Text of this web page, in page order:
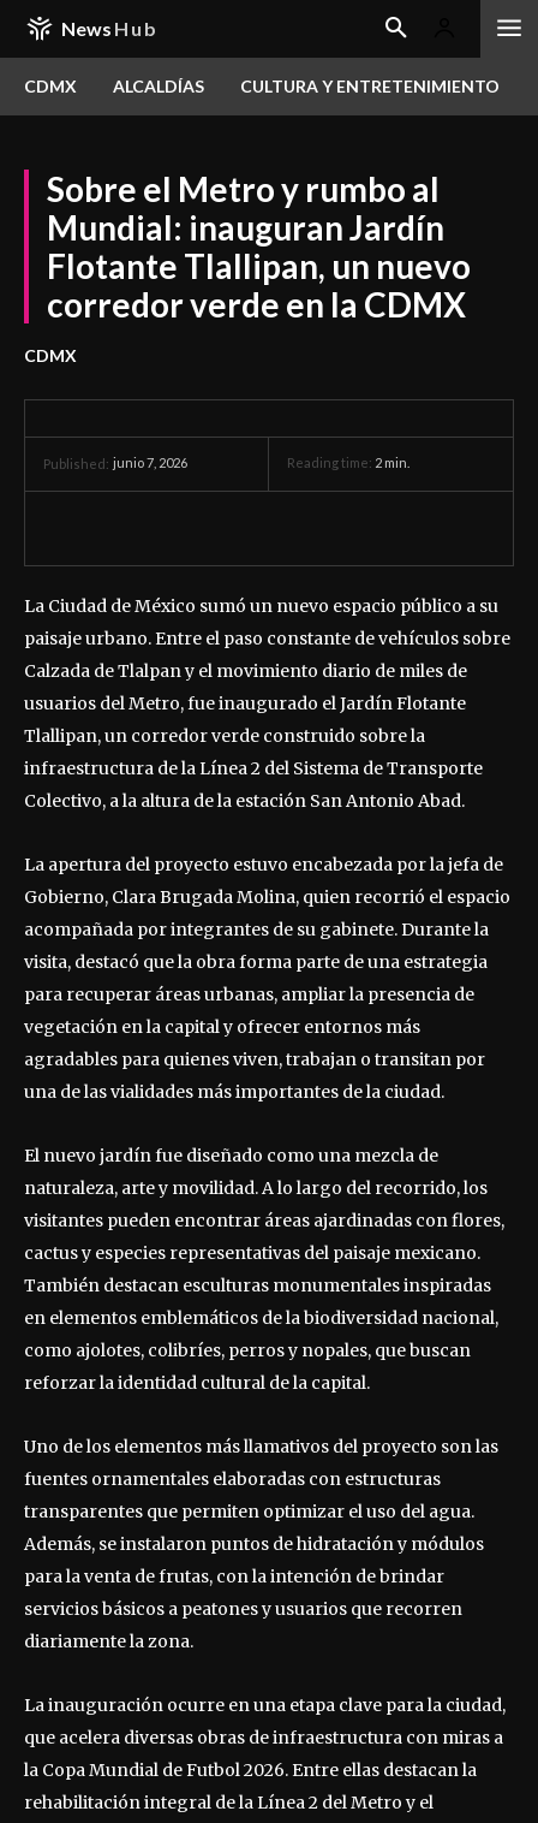
News Hub
CDMX ALCALDÍAS CULTURA Y ENTRETENIMIENTO
Sobre el Metro y rumbo al
Mundial: inauguran Jardín
Flotante Tlallipan, un nuevo
corredor verde en la CDMX
CDMX
Published: junio 7, 2026 Reading time: 2 min.
La Ciudad de México sumó un nuevo espacio público a su
paisaje urbano. Entre el paso constante de vehículos sobre
Calzada de Tlalpan y el movimiento diario de miles de
usuarios del Metro, fue inaugurado el Jardín Flotante
Tlallipan, un corredor verde construido sobre la
infraestructura de la Línea 2 del Sistema de Transporte
Colectivo, a la altura de la estación San Antonio Abad.
La apertura del proyecto estuvo encabezada por la jefa de
Gobierno, Clara Brugada Molina, quien recorrió el espacio
acompañada por integrantes de su gabinete. Durante la
visita, destacó que la obra forma parte de una estrategia
para recuperar áreas urbanas, ampliar la presencia de
vegetación en la capital y ofrecer entornos más
agradables para quienes viven, trabajan o transitan por
una de las vialidades más importantes de la ciudad.
El nuevo jardín fue diseñado como una mezcla de
naturaleza, arte y movilidad. A lo largo del recorrido, los
visitantes pueden encontrar áreas ajardinadas con flores,
cactus y especies representativas del paisaje mexicano.
También destacan esculturas monumentales inspiradas
en elementos emblemáticos de la biodiversidad nacional,
como ajolotes, colibríes, perros y nopales, que buscan
reforzar la identidad cultural de la capital.
Uno de los elementos más llamativos del proyecto son las
fuentes ornamentales elaboradas con estructuras
transparentes que permiten optimizar el uso del agua.
Además, se instalaron puntos de hidratación y módulos
para la venta de frutas, con la intención de brindar
servicios básicos a peatones y usuarios que recorren
diariamente la zona.
La inauguración ocurre en una etapa clave para la ciudad,
que acelera diversas obras de infraestructura con miras a
la Copa Mundial de Futbol 2026. Entre ellas destacan la
rehabilitación integral de la Línea 2 del Metro y el